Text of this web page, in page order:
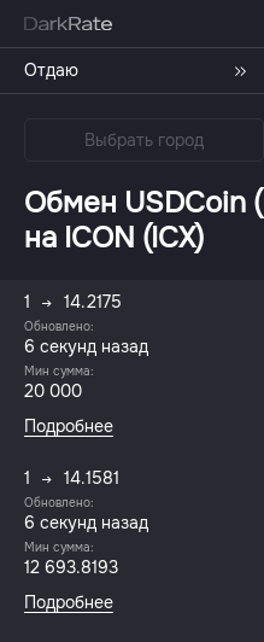
Отдаю
Выбрать город
Обмен USDCoin
на ICON (ICX)
1 14.2175
Обновлено:
6 секунд назад
Мин сумма:
20 000
Подробнее
1 14.1581
Обновлено:
6 секунд назад
Мин сумма:
12 693.8193
Подробнее